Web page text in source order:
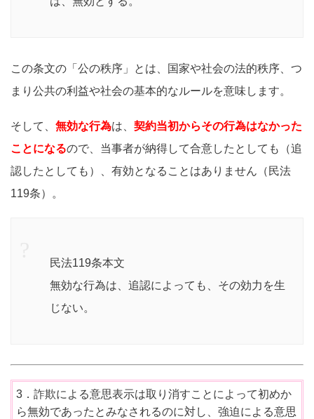
この条文の「公の秩序」とは、国家や社会の法的秩序、つ
まり公共の利益や社会の基本的なルールを意味します。
そして、 無効な行為は、 契約当初からその行為はなかった
ことになるので、当事者が納得して合意したとしても（追
認したとしても）、有効となることはありません（民法
119条）。
民法119条本文
無効な行為は、追認によっても、その効力を生
じない。
3．詐欺による意思表示は取り消すことによって初めか
ら無効であったとみなされるのに対し、強迫による意思